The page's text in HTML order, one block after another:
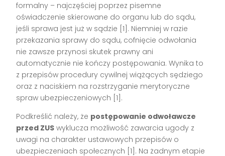
formalny – najczęściej poprzez pisemne
oświadczenie skierowane do organu lub do sądu,
jeśli sprawa jest już w sądzie [1]. Niemniej w razie
przekazania sprawy do sądu, cofnięcie odwołania
nie zawsze przynosi skutek prawny ani
automatycznie nie kończy postępowania. Wynika to
z przepisów procedury cywilnej wiążących sędziego
oraz z naciskiem na rozstrzyganie merytoryczne
spraw ubezpieczeniowych [1].
Podkreślić należy, że postępowanie odwoławcze
przed ZUS wyklucza możliwość zawarcia ugody z
uwagi na charakter ustawowych przepisów o
ubezpieczeniach społecznych [1]. Na żadnym etapie